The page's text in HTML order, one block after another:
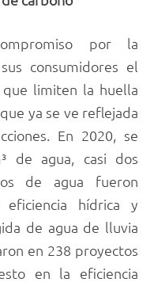
por la
consumidores el
limiten la huella
ya se ve reflejada
En 2020, se
de agua, casi dos
de agua fueron
hídrica y
de agua de lluvia
en 238 proyectos
en la eficiencia